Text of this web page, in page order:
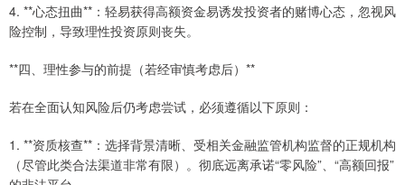
4. **心态扭曲**：轻易获得高额资金易诱发投资者的赌博心态，忽视风
险控制，导致理性投资原则丧失。
**四、理性参与的前提（若经审慎考虑后）**
若在全面认知风险后仍考虑尝试，必须遵循以下原则：
1. **资质核查**：选择背景清晰、受相关金融监管机构监督的正规机构
（尽管此类合法渠道非常有限）。彻底远离承诺“零风险”、“高额回报”